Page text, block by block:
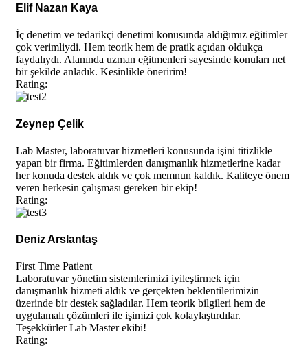
Elif Nazan Kaya
İç denetim ve tedarikçi denetimi konusunda aldığımız eğitimler
çok verimliydi. Hem teorik hem de pratik açıdan oldukça
faydalıydı. Alanında uzman eğitmenleri sayesinde konuları net
bir şekilde anladık. Kesinlikle öneririm!
Rating:
Zeynep Çelik
Lab Master, laboratuvar hizmetleri konusunda işini titizlikle
yapan bir firma. Eğitimlerden danışmanlık hizmetlerine kadar
her konuda destek aldık ve çok memnun kaldık. Kaliteye önem
veren herkesin çalışması gereken bir ekip!
Rating:
Deniz Arslantaş
First Time Patient
Laboratuvar yönetim sistemlerimizi iyileştirmek için
danışmanlık hizmeti aldık ve gerçekten beklentilerimizin
üzerinde bir destek sağladılar. Hem teorik bilgileri hem de
uygulamalı çözümleri ile işimizi çok kolaylaştırdılar.
Teşekkürler Lab Master ekibi!
Rating: